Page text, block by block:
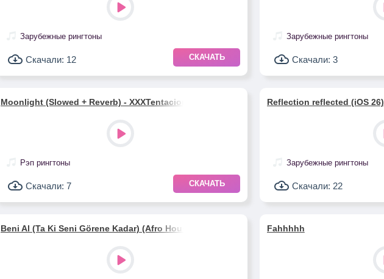
Зарубежные рингтоны
Скачали: 12 СКАЧАТЬ
Зарубежные рингтоны
Скачали: 3
Moonlight (Slowed + Reverb) - XXXTentacion
Рэп рингтоны
Скачали: 7 СКАЧАТЬ
Reflection reflected (iOS 26)
Зарубежные рингтоны
Скачали: 22
Beni Al (Ta Ki Seni Görene Kadar) (Afro House remix) - Ankara Echoes & Kürşad Kahraman
Fahhhhh